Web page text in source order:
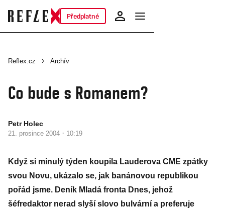
Předplatné
Reflex.cz Archív
Co bude s Romanem?
Petr Holec
21. prosince 2004 · 10:19
Když si minulý týden koupila Lauderova CME zpátky
svou Novu, ukázalo se, jak banánovou republikou
pořád jsme. Deník Mladá fronta Dnes, jehož
šéfredaktor nerad slyší slovo bulvární a preferuje